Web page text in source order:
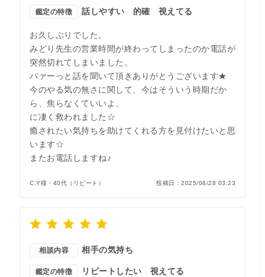
鑑定の特徴 話しやすい 的確 視えてる
お久しぶりでした。
みどり先生の営業時間が終わってしまったのか電話が
突然切れてしまいました。
バァーっと話を聞いて頂きありがとうございます★
今のやる気の無さに関して、今はそういう時期だか
ら、焦らなくていいよ、
に凄く救われました☆
癒されたい気持ちを助けてくれる方を見付けたいと思
います☆
またお電話しますね♪
C.Y様・40代（リピート） 投稿日： 2025/08/28 03:23
相談内容 相手の気持ち
鑑定の特徴 リピートしたい
視えてる